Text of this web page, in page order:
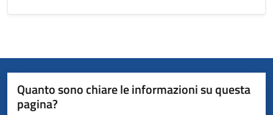
Quanto sono chiare le informazioni su questa
pagina?